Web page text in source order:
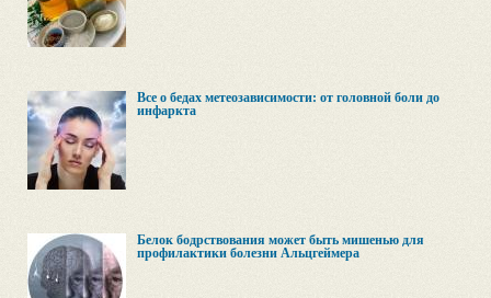
Все о бедах метеозависимости: от головной боли до
инфаркта
Белок бодрствования может быть мишенью для
профилактики болезни Альцгеймера